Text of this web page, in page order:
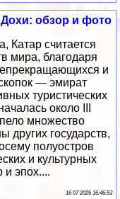
обзор и фото
Катар считается
мира, благодаря
и
— эмират
туристических
около III
множество
других государств,
полуостров
и культурных
и эпох....
16 07 2026 16:46:53